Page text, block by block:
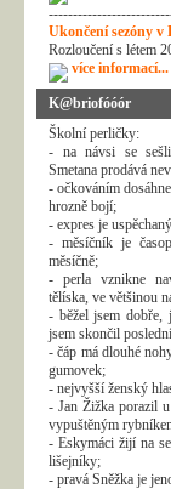
Ukončení sezóny v
Rozloučení s létem
více informací...
K@briofóóór
Školní perličky:
- na návsi se
Smetana prodává
- očkováním
hrozně bojí;
- expres je
- měsíčník je
měsíčně;
- perla vznikne
tělíska, ve většinou
- běžel jsem
jsem skončil
- čáp má dlouhé
gumovek;
- nejvyšší ženský
- Jan Žižka porazil
vypuštěným
- Eskymáci žijí na
lišejníky;
- pravá Sněžka je